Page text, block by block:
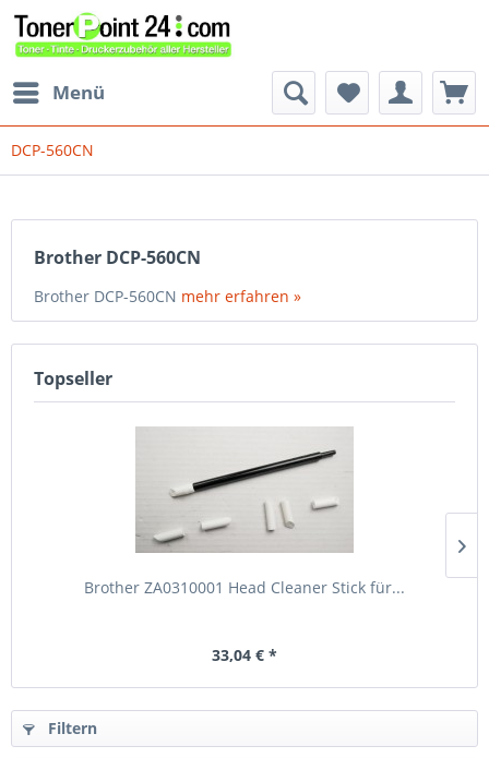
Menü
DCP-560CN
Brother DCP-560CN
Brother DCP-560CN mehr erfahren »
Topseller
Brother ZA0310001 Head Cleaner Stick für...
33,04 € *
Filtern